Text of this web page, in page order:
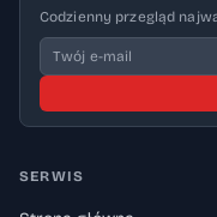
Codzienny przegląd
SERWIS